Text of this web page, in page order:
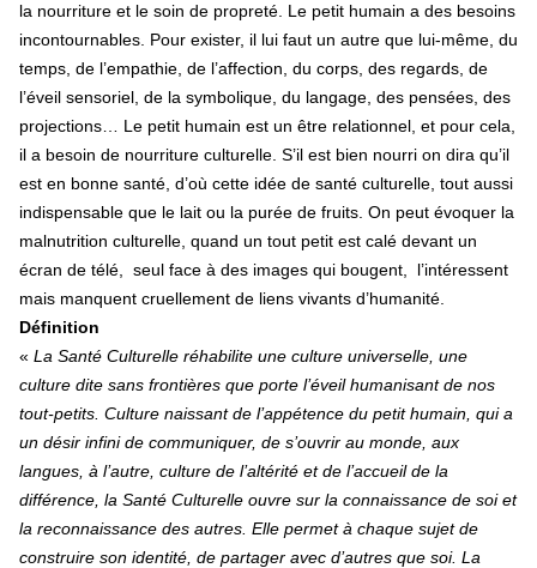
la nourriture et le soin de propreté. Le petit humain a des besoins
incontournables. Pour exister, il lui faut un autre que lui-même, du
temps, de l’empathie, de l’affection, du corps, des regards, de
l’éveil sensoriel, de la symbolique, du langage, des pensées, des
projections… Le petit humain est un être relationnel, et pour cela,
il a besoin de nourriture culturelle. S’il est bien nourri on dira qu’il
est en bonne santé, d’où cette idée de santé culturelle, tout aussi
indispensable que le lait ou la purée de fruits. On peut évoquer la
malnutrition culturelle, quand un tout petit est calé devant un
écran de télé, seul face à des images qui bougent, l’intéressent
mais manquent cruellement de liens vivants d’humanité.
Définition
« La Santé Culturelle réhabilite une culture universelle, une
culture dite sans frontières que porte l’éveil humanisant de nos
tout-petits. Culture naissant de l’appétence du petit humain, qui a
un désir infini de communiquer, de s’ouvrir au monde, aux
langues, à l’autre, culture de l’altérité et de l’accueil de la
différence, la Santé Culturelle ouvre sur la connaissance de soi et
la reconnaissance des autres. Elle permet à chaque sujet de
construire son identité, de partager avec d’autres que soi. La